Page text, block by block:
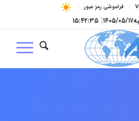
فراموشی رمز عبور
۱۴۰۵/۰۵/۱۷| ۱۵:۴۲:۳۶